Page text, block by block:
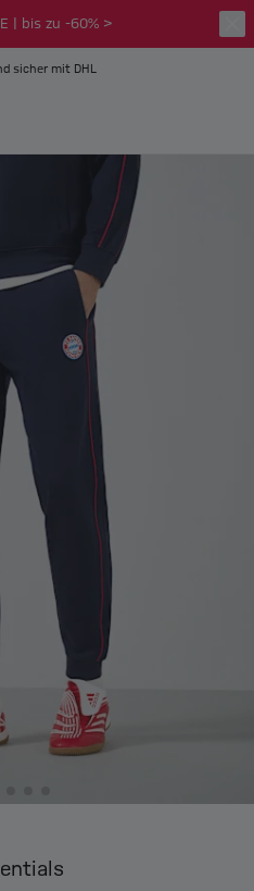
| bis zu -60% >
sicher mit DHL